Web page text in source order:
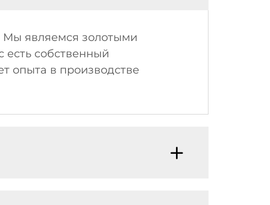
Мы являемся золотыми
есть собственный
опыта в производстве